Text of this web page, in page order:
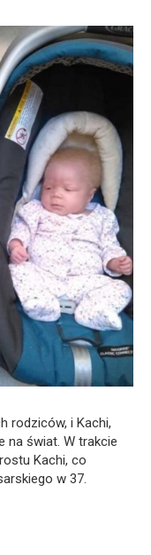
rodziców, i Kachi,
na świat. W trakcie
Kachi, co
w 37.